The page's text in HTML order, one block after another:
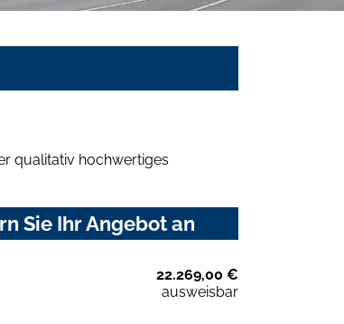
qualitativ hochwertiges
Sie Ihr Angebot an
22.269,00 €
ausweisbar